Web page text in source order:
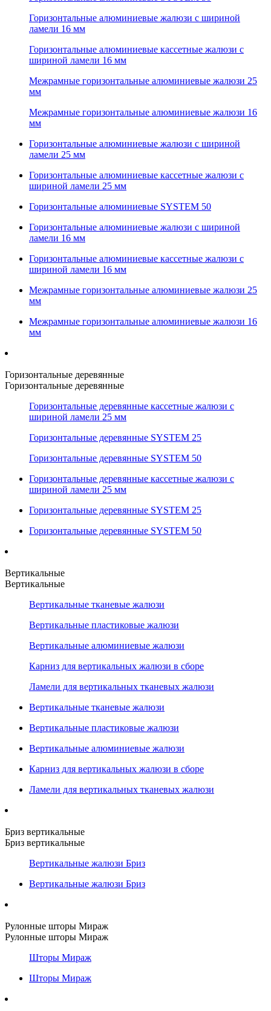
Горизонтальные алюминиевые жалюзи с шириной
ламели 16 мм
Горизонтальные алюминиевые кассетные жалюзи с
шириной ламели 16 мм
Межрамные горизонтальные алюминиевые жалюзи 25
мм
Межрамные горизонтальные алюминиевые жалюзи 16
мм
Горизонтальные алюминиевые жалюзи с шириной
ламели 25 мм
Горизонтальные алюминиевые кассетные жалюзи с
шириной ламели 25 мм
Горизонтальные алюминиевые SYSTEM 50
Горизонтальные алюминиевые жалюзи с шириной
ламели 16 мм
Горизонтальные алюминиевые кассетные жалюзи с
шириной ламели 16 мм
Межрамные горизонтальные алюминиевые жалюзи 25
мм
Межрамные горизонтальные алюминиевые жалюзи 16
мм
Горизонтальные деревянные
Горизонтальные деревянные
Горизонтальные деревянные кассетные жалюзи с
шириной ламели 25 мм
Горизонтальные деревянные SYSTEM 25
Горизонтальные деревянные SYSTEM 50
Горизонтальные деревянные кассетные жалюзи с
шириной ламели 25 мм
Горизонтальные деревянные SYSTEM 25
Горизонтальные деревянные SYSTEM 50
Вертикальные
Вертикальные
Вертикальные тканевые жалюзи
Вертикальные пластиковые жалюзи
Вертикальные алюминиевые жалюзи
Карниз для вертикальных жалюзи в сборе
Ламели для вертикальных тканевых жалюзи
Вертикальные тканевые жалюзи
Вертикальные пластиковые жалюзи
Вертикальные алюминиевые жалюзи
Карниз для вертикальных жалюзи в сборе
Ламели для вертикальных тканевых жалюзи
Бриз вертикальные
Бриз вертикальные
Вертикальные жалюзи Бриз
Вертикальные жалюзи Бриз
Рулонные шторы Мираж
Рулонные шторы Мираж
Шторы Мираж
Шторы Мираж